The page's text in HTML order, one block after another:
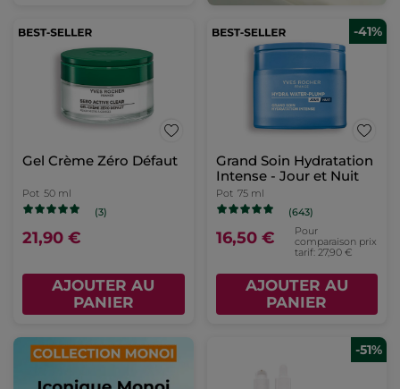
Gel Crème Zéro Défaut
Pot 50 ml
(3)
21,90 €
AJOUTER AU
PANIER
-41%
Grand Soin Hydratation
Intense - Jour et Nuit
Pot 75 ml
(643)
16,50 €
Pour
comparaison prix
tarif: 27,90 €
AJOUTER AU
PANIER
-51%